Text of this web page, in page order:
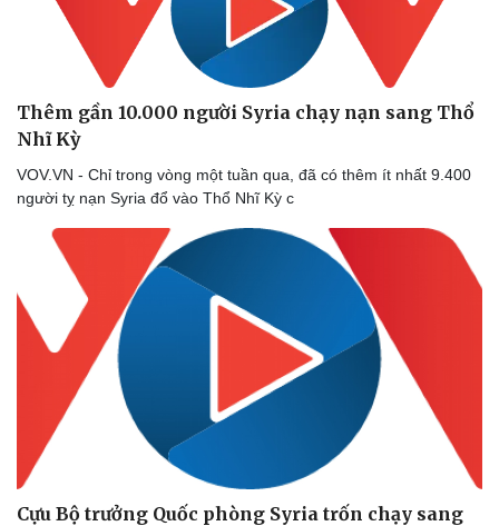
Thêm gần 10.000 người Syria chạy nạn sang Thổ
Nhĩ Kỳ
VOV.VN - Chỉ trong vòng một tuần qua, đã có thêm ít nhất 9.400
người tỵ nạn Syria đổ vào Thổ Nhĩ Kỳ c
Cựu Bộ trưởng Quốc phòng Syria trốn chạy sang